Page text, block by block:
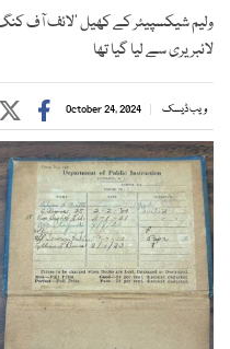
لائبریری سے لیا گیا تھا
ویب ڈیسک October 24, 2024